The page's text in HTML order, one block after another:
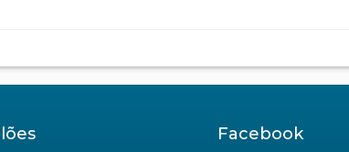
Facebook